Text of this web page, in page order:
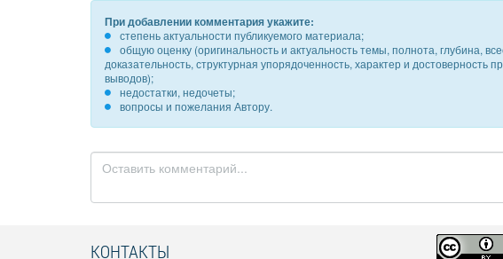
При добавлении комментария укажите:
степень актуальности публикуемого материала;
общую оценку (оригинальность и актуальность темы, полнота, глубина,
доказательность, структурная упорядоченность, характер и
выводов);
недостатки, недочеты;
вопросы и пожелания Автору.
КОНТАКТЫ